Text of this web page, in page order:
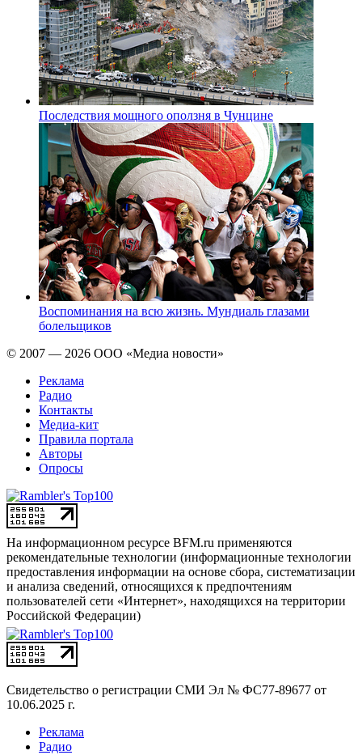
Последствия мощного оползня в Чунцине
Воспоминания на всю жизнь. Мундиаль глазами
болельщиков
© 2007 — 2026 ООО «Медиа новости»
Реклама
Радио
Контакты
Медиа-кит
Правила портала
Авторы
Опросы
На информационном ресурсе BFM.ru применяются
рекомендательные технологии (информационные технологии
предоставления информации на основе сбора, систематизации
и анализа сведений, относящихся к предпочтениям
пользователей сети «Интернет», находящихся на территории
Российской Федерации)
Свидетельство о регистрации СМИ Эл № ФС77-89677 от
10.06.2025 г.
Реклама
Радио